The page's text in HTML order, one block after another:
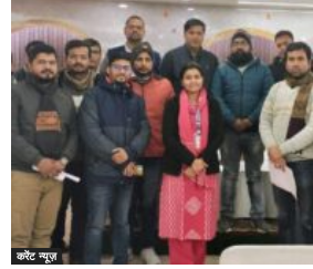
करेंट न्यूज़